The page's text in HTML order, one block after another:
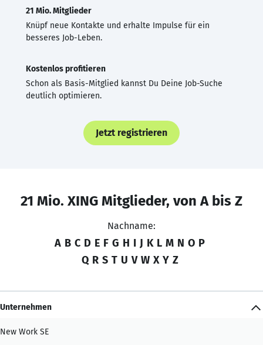
21 Mio. Mitglieder
Knüpf neue Kontakte und erhalte Impulse für ein
besseres Job-Leben.
Kostenlos profitieren
Schon als Basis-Mitglied kannst Du Deine Job-Suche
deutlich optimieren.
Jetzt registrieren
21 Mio. XING Mitglieder, von A bis Z
Nachname:
A B C D E F G H I J K L M N O P
Q R S T U V W X Y Z
Unternehmen
New Work SE